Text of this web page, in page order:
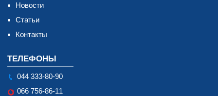
Новости
Статьи
Контакты
ТЕЛЕФОНЫ
044 333-80-90
066 756-86-11